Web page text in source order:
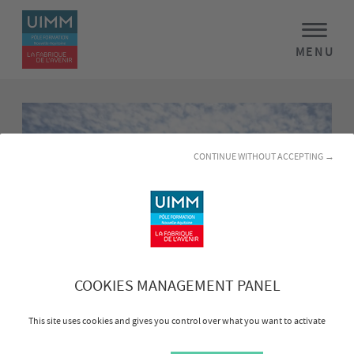
COOKIES MANAGEMENT PANEL
This site uses cookies and gives you control over what you want to activate
CONTINUE WITHOUT ACCEPTING →
MENU
Les RDV de l'alternance de TARNOS